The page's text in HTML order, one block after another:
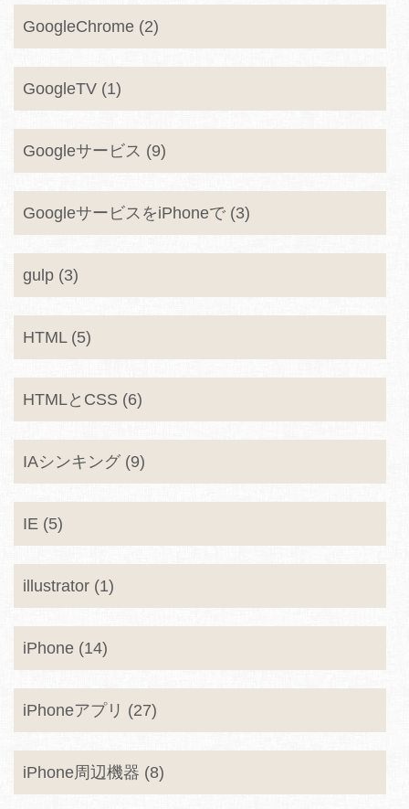
GoogleChrome (2)
GoogleTV (1)
Googleサービス (9)
GoogleサービスをiPhoneで (3)
gulp (3)
HTML (5)
HTMLとCSS (6)
IAシンキング (9)
IE (5)
illustrator (1)
iPhone (14)
iPhoneアプリ (27)
iPhone周辺機器 (8)